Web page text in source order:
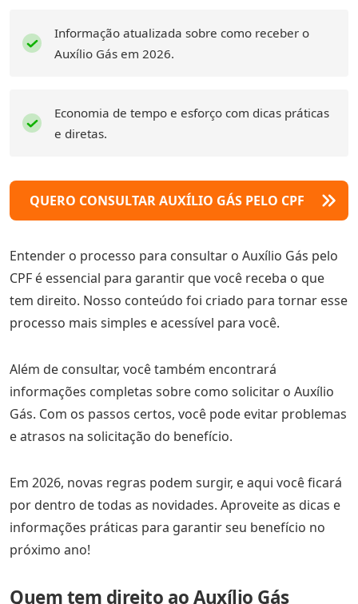
Informação atualizada sobre como receber o
Auxílio Gás em 2026.
Economia de tempo e esforço com dicas práticas
e diretas.
QUERO CONSULTAR AUXÍLIO GÁS PELO CPF
Entender o processo para consultar o Auxílio Gás pelo
CPF é essencial para garantir que você receba o que
tem direito. Nosso conteúdo foi criado para tornar esse
processo mais simples e acessível para você.
Além de consultar, você também encontrará
informações completas sobre como solicitar o Auxílio
Gás. Com os passos certos, você pode evitar problemas
e atrasos na solicitação do benefício.
Em 2026, novas regras podem surgir, e aqui você ficará
por dentro de todas as novidades. Aproveite as dicas e
informações práticas para garantir seu benefício no
próximo ano!
Quem tem direito ao Auxílio Gás